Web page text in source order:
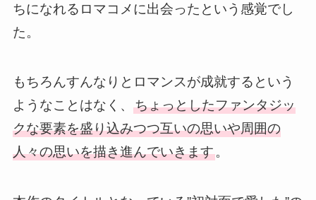
ちになれるロマコメに出会ったという感覚でし
た。
もちろんすんなりとロマンスが成就するという
ようなことはなく、 ちょっとしたファンタジッ
クな要素を盛り込みつつ互いの思いや周囲の
人々の思いを描き進んでいきます。